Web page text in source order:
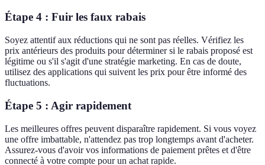
Étape 4 : Fuir les faux rabais
Soyez attentif aux réductions qui ne sont pas réelles. Vérifiez les
prix antérieurs des produits pour déterminer si le rabais proposé est
légitime ou s'il s'agit d'une stratégie marketing. En cas de doute,
utilisez des applications qui suivent les prix pour être informé des
fluctuations.
Étape 5 : Agir rapidement
Les meilleures offres peuvent disparaître rapidement. Si vous voyez
une offre imbattable, n'attendez pas trop longtemps avant d'acheter.
Assurez-vous d'avoir vos informations de paiement prêtes et d'être
connecté à votre compte pour un achat rapide.